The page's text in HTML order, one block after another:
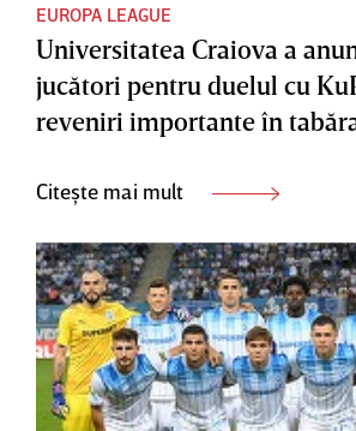
EUROPA LEAGUE
Universitatea Craiova a
jucători pentru duelul cu
reveniri importante în
Citește mai mult